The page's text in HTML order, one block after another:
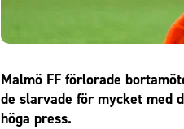
Malmö FF förlorade
de slarvade för mycket med
höga press.